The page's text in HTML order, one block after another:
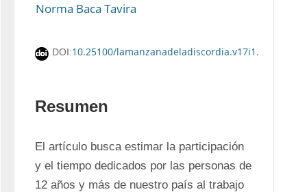
Norma Baca Tavira
DOI:10.25100/lamanzanadeladiscordia.v17i1.12411
Resumen
El artículo busca estimar la participación
y el tiempo dedicados por las personas de
12 años y más de nuestro país al trabajo